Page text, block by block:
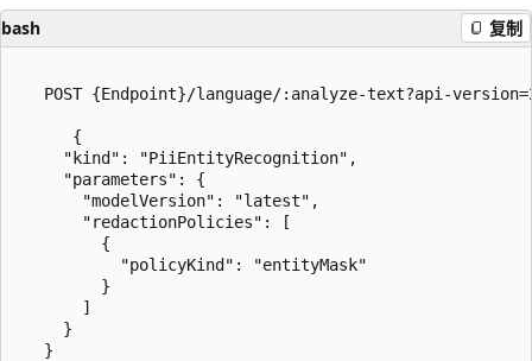
bash 复制
POST {Endpoint}/language/:analyze-text?api-
      {
     "kind": "PiiEntityRecognition",
     "parameters": {
       "modelVersion": "latest",
       "redactionPolicies": [
         {
           "policyKind": "entityMask"
         }
       ]
     }
   }